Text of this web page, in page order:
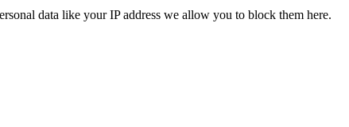
data like your IP address we allow you to block them here.